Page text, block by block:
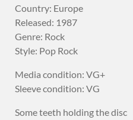
Country: Europe
Released: 1987
Genre: Rock
Style: Pop Rock
Media condition: VG+
Sleeve condition: VG
Some teeth holding the disc